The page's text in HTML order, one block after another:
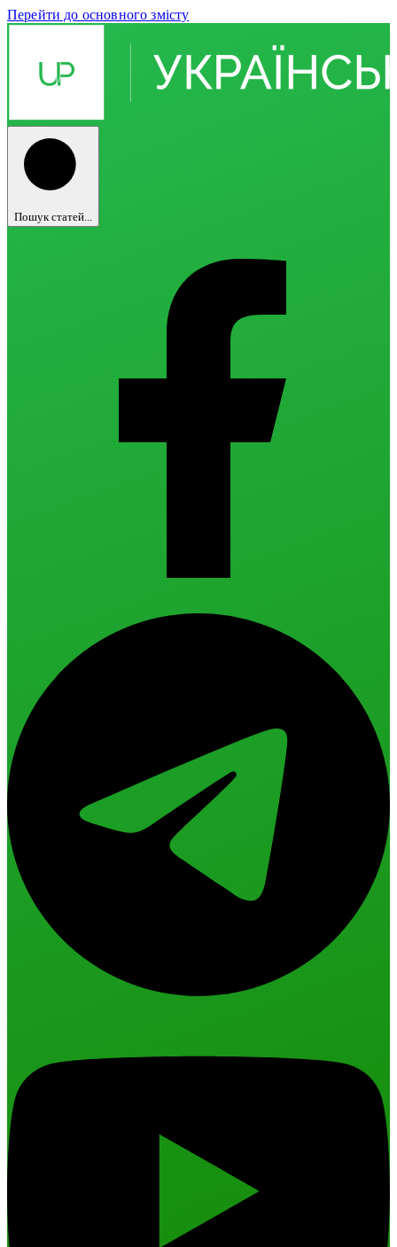
Перейти до основного змісту
Пошук статей...